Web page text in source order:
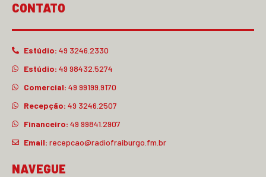
CONTATO
Estúdio: 49 3246.2330
Estúdio: 49 98432.5274
Comercial: 49 99199.9170
Recepção: 49 3246.2507
Financeiro: 49 99841.2907
Email: recepcao@radiofraiburgo.fm.br
NAVEGUE